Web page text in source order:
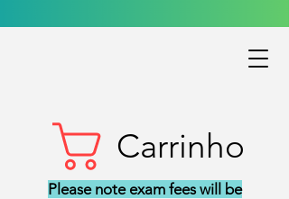
Carrinho
Please note exam fees will be